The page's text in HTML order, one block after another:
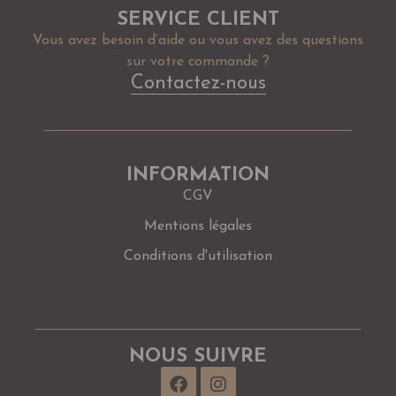
SERVICE CLIENT
Vous avez besoin d’aide ou vous avez des questions
sur votre commande ?
Contactez-nous
INFORMATION
CGV
Mentions légales
Conditions d'utilisation
NOUS SUIVRE